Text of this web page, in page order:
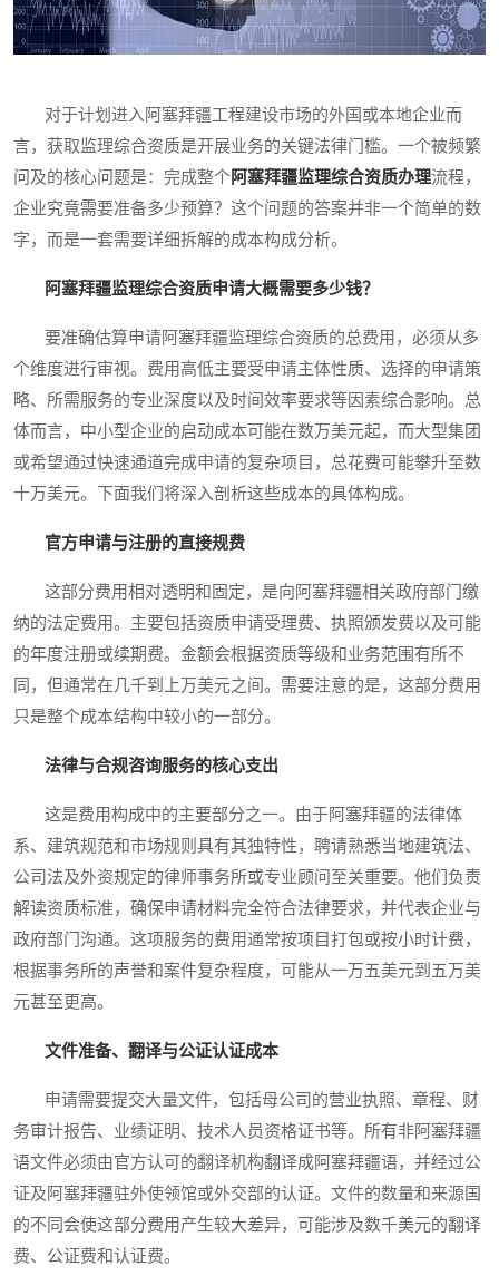
对于计划进入阿塞拜疆工程建设市场的外国或本地企业而
言，获取监理综合资质是开展业务的关键法律门槛。一个被频繁
问及的核心问题是：完成整个阿塞拜疆监理综合资质办理流程，
企业究竟需要准备多少预算？这个问题的答案并非一个简单的数
字，而是一套需要详细拆解的成本构成分析。
阿塞拜疆监理综合资质申请大概需要多少钱？
要准确估算申请阿塞拜疆监理综合资质的总费用，必须从多
个维度进行审视。费用高低主要受申请主体性质、选择的申请策
略、所需服务的专业深度以及时间效率要求等因素综合影响。总
体而言，中小型企业的启动成本可能在数万美元起，而大型集团
或希望通过快速通道完成申请的复杂项目，总花费可能攀升至数
十万美元。下面我们将深入剖析这些成本的具体构成。
官方申请与注册的直接规费
这部分费用相对透明和固定，是向阿塞拜疆相关政府部门缴
纳的法定费用。主要包括资质申请受理费、执照颁发费以及可能
的年度注册或续期费。金额会根据资质等级和业务范围有所不
同，但通常在几千到上万美元之间。需要注意的是，这部分费用
只是整个成本结构中较小的一部分。
法律与合规咨询服务的核心支出
这是费用构成中的主要部分之一。由于阿塞拜疆的法律体
系、建筑规范和市场规则具有其独特性，聘请熟悉当地建筑法、
公司法及外资规定的律师事务所或专业顾问至关重要。他们负责
解读资质标准，确保申请材料完全符合法律要求，并代表企业与
政府部门沟通。这项服务的费用通常按项目打包或按小时计费，
根据事务所的声誉和案件复杂程度，可能从一万五美元到五万美
元甚至更高。
文件准备、翻译与公证认证成本
申请需要提交大量文件，包括母公司的营业执照、章程、财
务审计报告、业绩证明、技术人员资格证书等。所有非阿塞拜疆
语文件必须由官方认可的翻译机构翻译成阿塞拜疆语，并经过公
证及阿塞拜疆驻外使领馆或外交部的认证。文件的数量和来源国
的不同会使这部分费用产生较大差异，可能涉及数千美元的翻译
费、公证费和认证费。